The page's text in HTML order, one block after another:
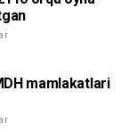
mamlakatlari